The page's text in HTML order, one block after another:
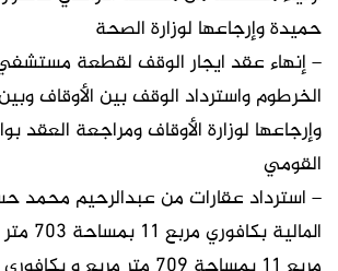
حميدة وإرجاعها لوزارة الصحة
– إنهاء عقد ايجار الوقف لقطعة
الخرطوم واسترداد الوقف بين الأوقاف
وإرجاعها لوزارة الأوقاف ومراجعة العقد
القومي
– استرداد عقارات من عبدالرحيم محمد
المالية